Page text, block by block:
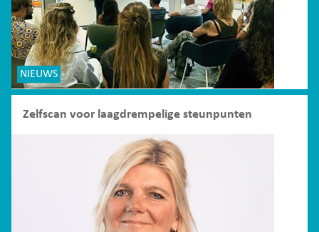
NIEUWS
Zelfscan voor laagdrempelige steunpunten